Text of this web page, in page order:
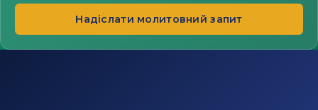
Надіслати молитовний запит